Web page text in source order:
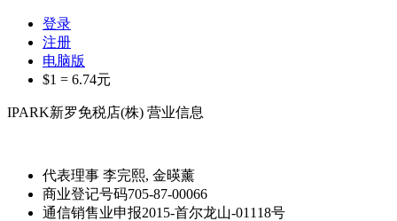
登录
注册
电脑版
$1 = 6.74元
IPARK新罗免税店(株) 营业信息
代表理事 李完熙, 金暎薰
商业登记号码705-87-00066
通信销售业申报2015-首尔龙山-01118号